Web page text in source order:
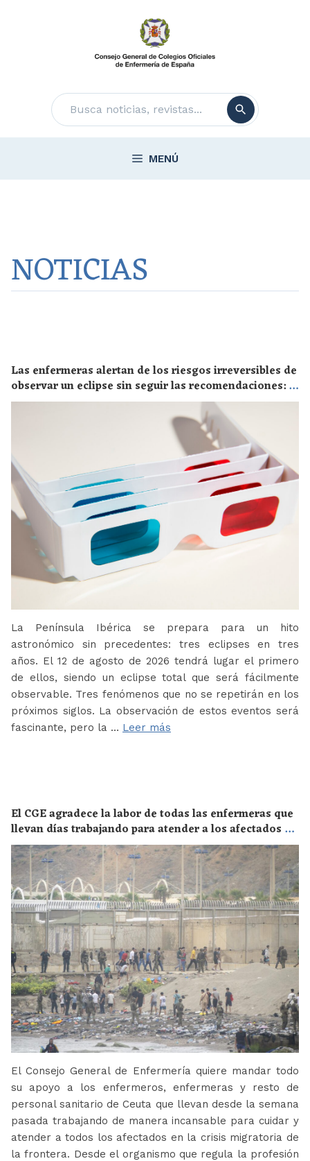
Buscar
MENÚ
NOTICIAS
Las enfermeras alertan de los riesgos irreversibles de
observar un eclipse sin seguir las recomendaciones: la
retinopatía solar es el mayor de los peligros
La Península Ibérica se prepara para un hito
astronómico sin precedentes: tres eclipses en tres
años. El 12 de agosto de 2026 tendrá lugar el primero
de ellos, siendo un eclipse total que será fácilmente
observable. Tres fenómenos que no se repetirán en los
próximos siglos. La observación de estos eventos será
fascinante, pero la … Leer más
El CGE agradece la labor de todas las enfermeras que
llevan días trabajando para atender a los afectados de
la crisis migratoria de Ceuta
El Consejo General de Enfermería quiere mandar todo
su apoyo a los enfermeros, enfermeras y resto de
personal sanitario de Ceuta que llevan desde la semana
pasada trabajando de manera incansable para cuidar y
atender a todos los afectados en la crisis migratoria de
la frontera. Desde el organismo que regula la profesión